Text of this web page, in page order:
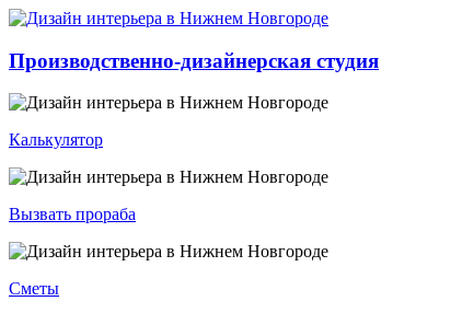
Производственно-дизайнерская студия
Калькулятор
Вызвать прораба
Сметы